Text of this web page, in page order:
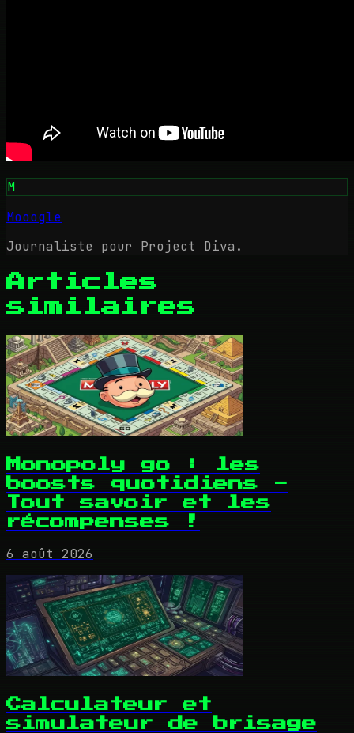
M
Mooogle
Journaliste pour Project Diva.
Articles
similaires
Monopoly go : les
boosts quotidiens -
Tout savoir et les
récompenses !
6 août 2026
Calculateur et
simulateur de brisage